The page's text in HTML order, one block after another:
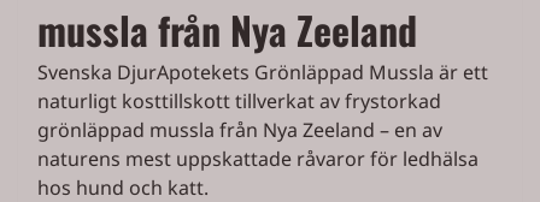
mussla från Nya Zeeland
Svenska DjurApotekets Grönläppad Mussla är ett
naturligt kosttillskott tillverkat av frystorkad
grönläppad mussla från Nya Zeeland – en av
naturens mest uppskattade råvaror för ledhälsa
hos hund och katt.